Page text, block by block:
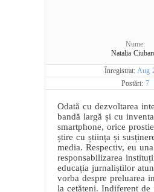
Nume:
Natalia
Înregistrat: Aug
Postări: 7
Odată cu dezvoltarea
bandă largă și cu
smartphone, orice
știre cu știința și
media. Respectiv, eu
responsabilizarea
educația jurnaliștilor
vorba despre preluarea
la cetățeni. Indiferent de